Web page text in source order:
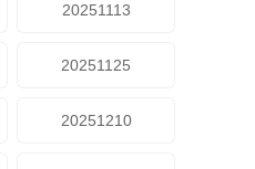
20251113
20251125
20251210